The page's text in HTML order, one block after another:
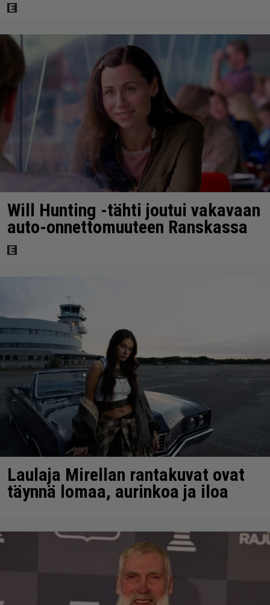
Will Hunting -tähti joutui vakavaan
auto-onnettomuuteen Ranskassa
Laulaja Mirellan rantakuvat ovat
täynnä lomaa, aurinkoa ja iloa